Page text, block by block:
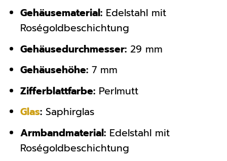
Gehäusematerial:Edelstahl mit
Roségoldbeschichtung
Gehäusedurchmesser:29 mm
Gehäusehöhe:7 mm
Zifferblattfarbe:Perlmutt
Glas:Saphirglas
Armbandmaterial:Edelstahl mit
Roségoldbeschichtung